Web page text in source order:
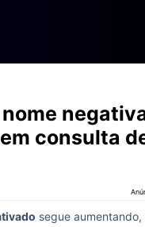
consulta
segue